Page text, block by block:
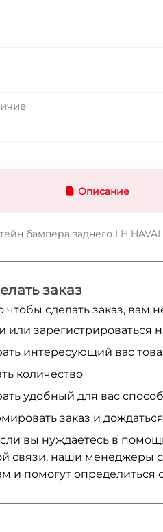
Описание
бампера заднего LH
заказ
чтобы сделать заказ, вам
или зарегистрироваться
интересующий вас
количество
удобный для вас
заказ и
вы нуждаетесь в
связи, наши менеджеры
и помогут определиться